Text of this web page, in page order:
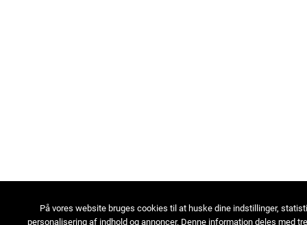
På vores website bruges cookies til at huske dine indstillinger,
personalisering af indhold og annoncer. Denne information deles med